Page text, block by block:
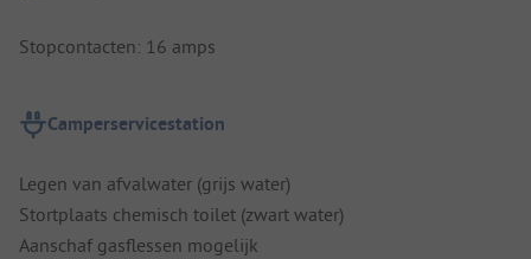
Stopcontacten: 16 amps
Camperservicestation
Legen van afvalwater (grijs water)
Stortplaats chemisch toilet (zwart water)
Aanschaf gasflessen mogelijk